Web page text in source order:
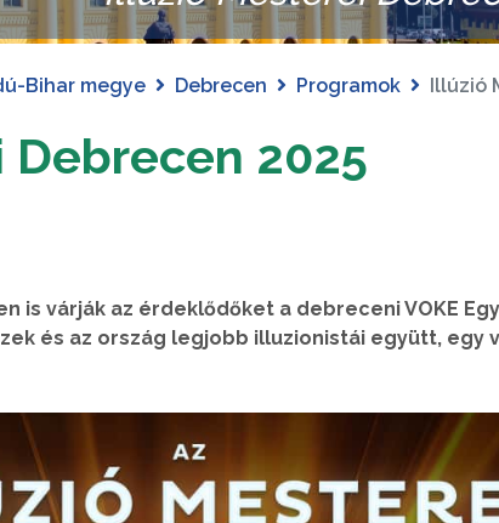
Bihar megye Debrecen Programok Illúzió
2025
is várják az érdeklődőket a debreceni VOKE
és az ország legjobb illuzionistái együtt, egy